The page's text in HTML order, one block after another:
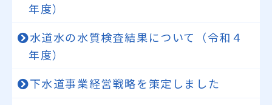
年度）
水道水の水質検査結果について（令和４
年度）
下水道事業経営戦略を策定しました